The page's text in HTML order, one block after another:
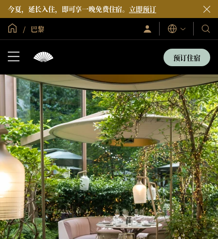
今夏，延长入住，即可享一晚免费住宿。 立即预订
全球首页
巴黎
登
录/
语
言
我
们
的
酒
和
度
假
村
预订住宿